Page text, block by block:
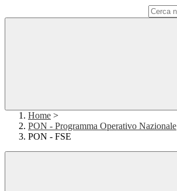
Home >
PON - Programma Operativo Nazionale
PON - FSE